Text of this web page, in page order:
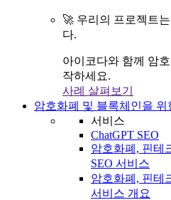
🚀 우리의 프로젝트
다.
아이코다와 함께 암
작하세요.
사례 살펴보기
암호화폐 및 블록체인을 위
서비스
ChatGPT SEO
암호화폐, 핀테
SEO 서비스
암호화폐, 핀테
서비스 개요